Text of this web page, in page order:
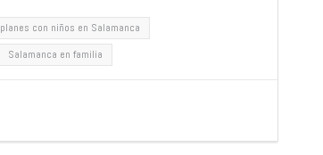
planes con niños en Salamanca
Salamanca en familia